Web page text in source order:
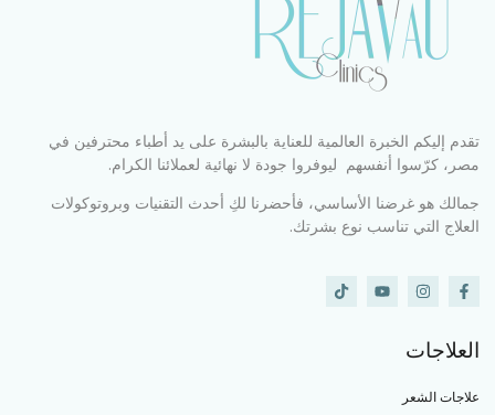
تقدم إليكم الخبرة العالمية للعناية بالبشرة على يد أطباء محترفين في
مصر، كرّسوا أنفسهم ليوفروا جودة لا نهائية لعملائنا الكرام.
جمالك هو غرضنا الأساسي، فأحضرنا لكِ أحدث التقنيات وبروتوكولات
العلاج التي تناسب نوع بشرتك.
العلاجات
علاجات الشعر